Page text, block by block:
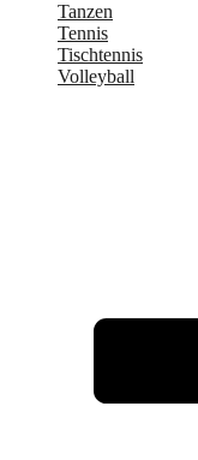
Tanzen
Tennis
Tischtennis
Volleyball